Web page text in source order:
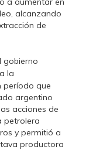
alcanzando
de
gobierno
la
período que
argentino
acciones de
petrolera
y permitió a
productora